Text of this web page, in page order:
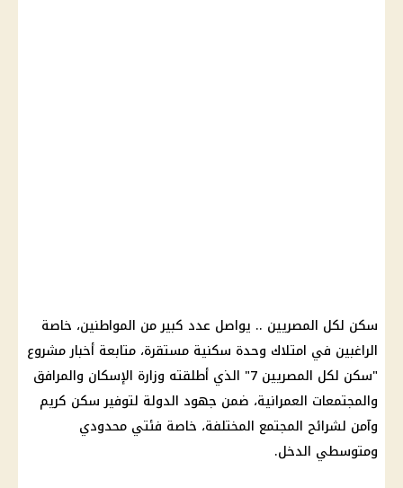
سكن لكل المصريين .. يواصل عدد كبير من المواطنين، خاصة
الراغبين في امتلاك وحدة سكنية مستقرة، متابعة أخبار مشروع
"سكن لكل المصريين
الإسكان والمرافق
والمجتمعات العمرانية، ضمن جهود الدولة لتوفير سكن كريم
وآمن لشرائح المجتمع المختلفة، خاصة فئتي محدودي
ومتوسطي الدخل.